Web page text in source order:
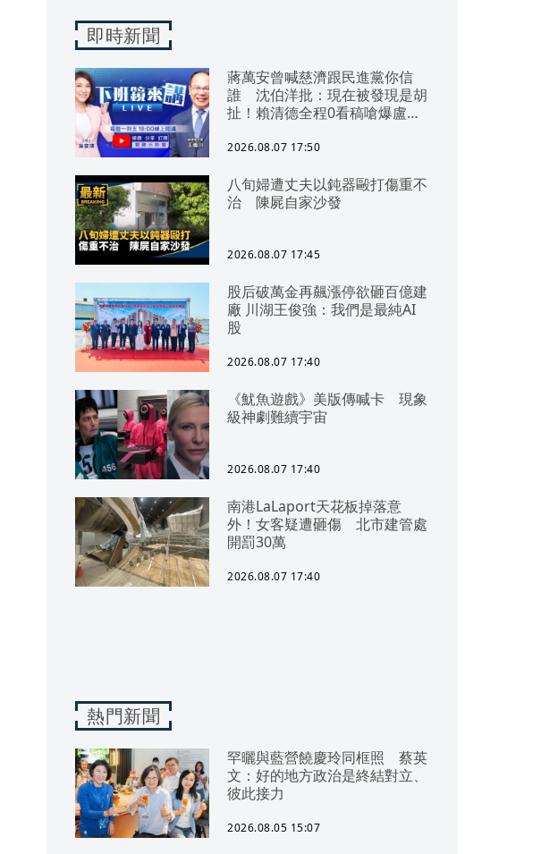
即時新聞
蔣萬安曾喊慈濟跟民進黨你信
誰 沈伯洋批：現在被發現是胡
扯！賴清德全程0看稿嗆爆盧秀
表態反對推倒閣案 鄭麗文：此
點！
2026.08.07 17:50
八旬婦遭丈夫以鈍器毆打傷重不
治 陳屍自家沙發
2026.08.07 17:45
股后破萬金再飆漲停欲砸百億建
廠 川湖王俊強：我們是最純AI
股
2026.08.07 17:40
《魷魚遊戲》美版傳喊卡 現象
級神劇難續宇宙
2026.08.07 17:40
南港LaLaport天花板掉落意
外！女客疑遭砸傷 北市建管處
開罰30萬
2026.08.07 17:40
熱門新聞
罕曬與藍營饒慶玲同框照 蔡英
文：好的地方政治是終結對立、
彼此接力
2026.08.05 15:07